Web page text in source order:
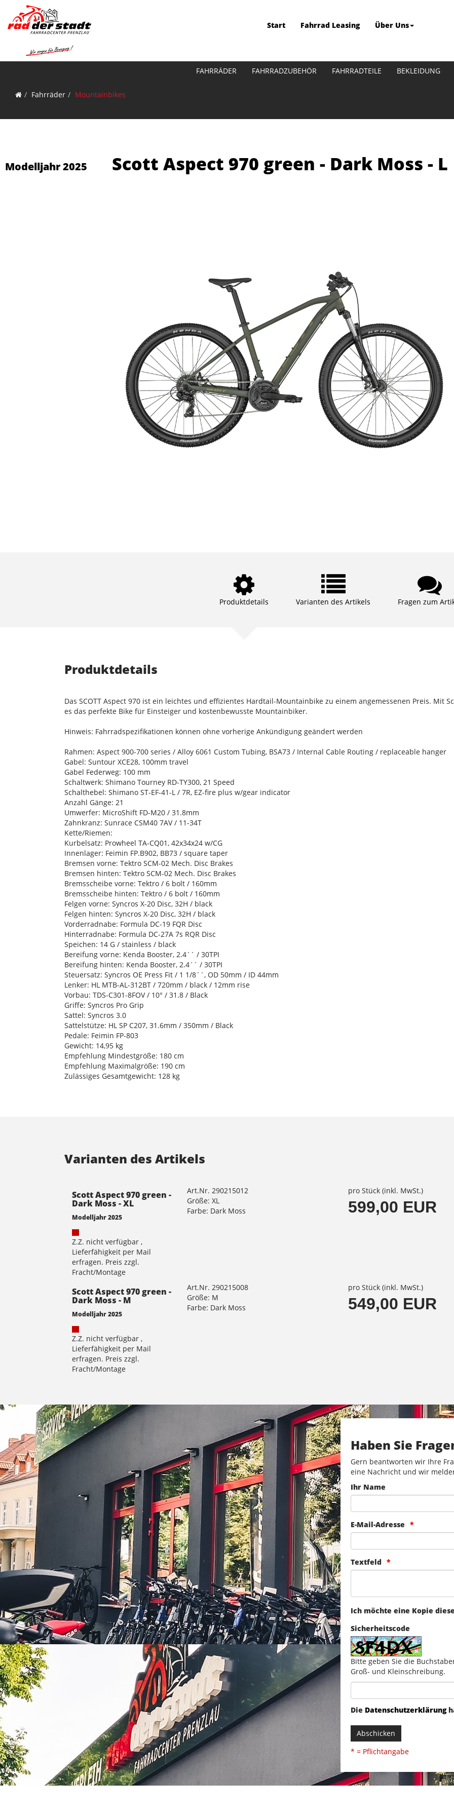
Start Fahrrad Leasing Über Uns
FAHRRÄDER FAHRRADZUBEHÖR FAHRRADTEILE BEKLEIDUNG
Fahrräder Mountainbikes
Modelljahr 2025 Scott Aspect 970 green - Dark Moss - L
Produktdetails Varianten des Artikels Fragen zum
Produktdetails
Das SCOTT Aspect 970 ist ein leichtes und effizientes Hardtail-Mountainbike zu einem angemessenen Preis. Mit
es das perfekte Bike für Einsteiger und kostenbewusste Mountainbiker.
Hinweis: Fahrradspezifikationen können ohne vorherige Ankündigung geändert werden
Rahmen: Aspect 900-700 series / Alloy 6061 Custom Tubing, BSA73 / Internal Cable Routing / replaceable hanger
Gabel: Suntour XCE28, 100mm travel
Gabel Federweg: 100 mm
Schaltwerk: Shimano Tourney RD-TY300, 21 Speed
Schalthebel: Shimano ST-EF-41-L / 7R, EZ-fire plus w/gear indicator
Anzahl Gänge: 21
Umwerfer: MicroShift FD-M20 / 31.8mm
Zahnkranz: Sunrace CSM40 7AV / 11-34T
Kette/Riemen:
Kurbelsatz: Prowheel TA-CQ01, 42x34x24 w/CG
Innenlager: Feimin FP.B902, BB73 / square taper
Bremsen vorne: Tektro SCM-02 Mech. Disc Brakes
Bremsen hinten: Tektro SCM-02 Mech. Disc Brakes
Bremsscheibe vorne: Tektro / 6 bolt / 160mm
Bremsscheibe hinten: Tektro / 6 bolt / 160mm
Felgen vorne: Syncros X-20 Disc, 32H / black
Felgen hinten: Syncros X-20 Disc, 32H / black
Vorderradnabe: Formula DC-19 FQR Disc
Hinterradnabe: Formula DC-27A 7s RQR Disc
Speichen: 14 G / stainless / black
Bereifung vorne: Kenda Booster, 2.4´´ / 30TPI
Bereifung hinten: Kenda Booster, 2.4´´ / 30TPI
Steuersatz: Syncros OE Press Fit / 1 1/8´´, OD 50mm / ID 44mm
Lenker: HL MTB-AL-312BT / 720mm / black / 12mm rise
Vorbau: TDS-C301-8FOV / 10° / 31.8 / Black
Griffe: Syncros Pro Grip
Sattel: Syncros 3.0
Sattelstütze: HL SP C207, 31.6mm / 350mm / Black
Pedale: Feimin FP-803
Gewicht: 14,95 kg
Empfehlung Mindestgröße: 180 cm
Empfehlung Maximalgröße: 190 cm
Zulässiges Gesamtgewicht: 128 kg
Varianten des Artikels
Scott Aspect 970 green -
Dark Moss - XL
Modelljahr 2025
Z.Z. nicht verfügbar ,
Lieferfähigkeit per Mail
erfragen. Preis zzgl.
Fracht/Montage
Art.Nr. 290215012
Größe: XL
Farbe: Dark Moss
pro Stück (inkl. MwSt.)
599,00 EUR
Scott Aspect 970 green -
Dark Moss - M
Modelljahr 2025
Z.Z. nicht verfügbar ,
Lieferfähigkeit per Mail
erfragen. Preis zzgl.
Fracht/Montage
Art.Nr. 290215008
Größe: M
Farbe: Dark Moss
pro Stück (inkl. MwSt.)
549,00 EUR
Haben Sie
Gern beantworten wir Ihre
eine Nachricht und wir
Ihr Name
E-Mail-Adresse
Textfeld
Ich möchte eine Kopie
Sicherheitscode
Bitte geben Sie die
Groß- und Kleinschreibung.
Die Datenschutzerklärung
Abschicken
* = Pflichtangabe